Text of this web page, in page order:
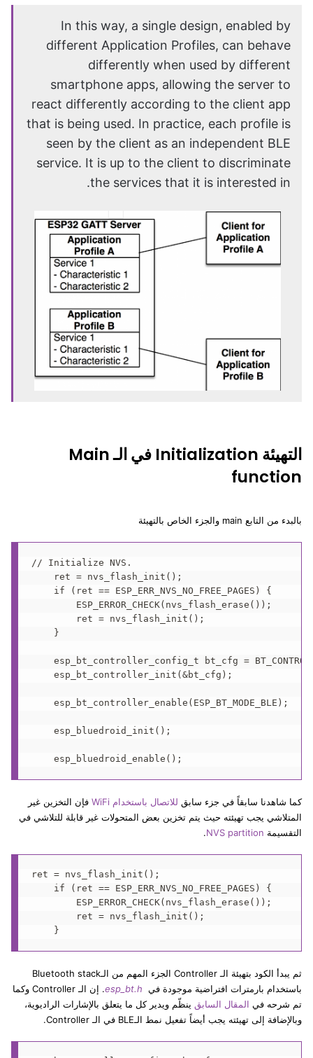
In this way, a single design, enabled by
different Application Profiles, can behave
differently when used by different
smartphone apps, allowing the server to
react differently according to the client app
that is being used. In practice, each profile is
seen by the client as an independent BLE
service. It is up to the client to discriminate
the services that it is interested in.
التهيئة Initialization في الـ Main
function
بالبدء من التابع main والجزء الخاص بالتهيئة
// Initialize NVS.
    ret = nvs_flash_init();
    if (ret == ESP_ERR_NVS_NO_FREE_PAGES) {
        ESP_ERROR_CHECK(nvs_flash_erase());
        ret = nvs_flash_init();
    }
esp_bt_controller_config_t bt_cfg =
    esp_bt_controller_init(&bt_cfg);
    esp_bt_controller_enable(ESP_BT_MODE_BLE);
    esp_bluedroid_init();
كما شاهدنا سابقاً في جزء سابق للاتصال باستخدام WiFi
فإن التخزين غير
المتلاشي يجب تهيئته حيث يتم تخزين بعض المتحولات غير قابلة للتلاشي في
التقسيمة NVS partition
.
ret = nvs_flash_init();
    if (ret == ESP_ERR_NVS_NO_FREE_PAGES) {
        ESP_ERROR_CHECK(nvs_flash_erase());
        ret = nvs_flash_init();
ثم يبدأ الكود بتهيئة الـ Controller الجزء المهم من الـBluetooth stack
باستخدام بارمترات افتراضية موجودة في esp_bt.h
. إن الـ Controller وكما
تم شرحه في المقال السابق ينظّم ويدير كل ما يتعلق بالإشارات الراديوية،
وبالإضافة إلى تهيئته يجب أيضاً تفعيل نمط الـBLE في الـ Controller.